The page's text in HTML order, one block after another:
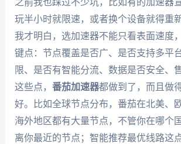
之前我也踩过不少坑，比如有的加速器
玩半小时就限速，或者换个设备就得重
我才明白，选加速器不能只看表面速度
键点：节点覆盖是否广、是否支持多平
限、是否有智能分流、数据是否安全、
这些点， 番茄加速器都做到了，而且做
好。比如全球节点分布，番茄在北美、
海外地区都有大量节点，不管你在哪个
离你最近的节点；智能推荐最优线路这